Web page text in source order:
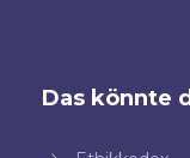
Das könnte